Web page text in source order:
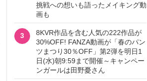
挑戦への想いも語ったメイキング動
画も
3
8KVR作品を含む人気の222作品が
30%OFF! FANZA動画が「春のパン
ツまつり30％OFF」第2弾を明日1
日(水)朝9:59まで開催～キャンペー
ンガールは田野憂さん